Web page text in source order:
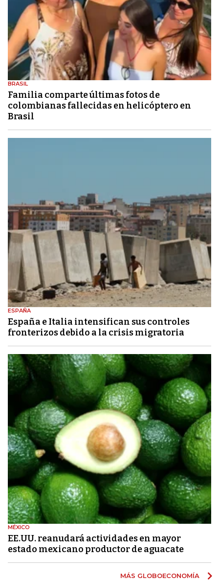
BRASIL
Familia comparte últimas fotos de
colombianas fallecidas en helicóptero en
Brasil
ESPAÑA
España e Italia intensifican sus controles
fronterizos debido a la crisis migratoria
MÉXICO
EE.UU. reanudará actividades en mayor
estado mexicano productor de aguacate
MÁS GLOBOECONOMÍA